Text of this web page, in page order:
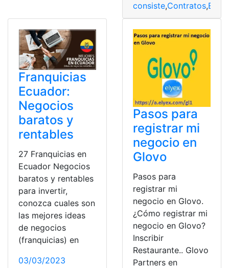
consiste,Contratos,
Franquicias
Ecuador:
Negocios
baratos y
rentables
27 Franquicias en
Ecuador Negocios
baratos y rentables
para invertir,
conozca cuales son
las mejores ideas
de negocios
(franquicias) en
03/03/2023
Pasos para
registrar mi
negocio en
Glovo
Pasos para
registrar mi
negocio en Glovo.
¿Cómo registrar mi
negocio en Glovo?
Inscribir
Restaurante.. Glovo
Partners en